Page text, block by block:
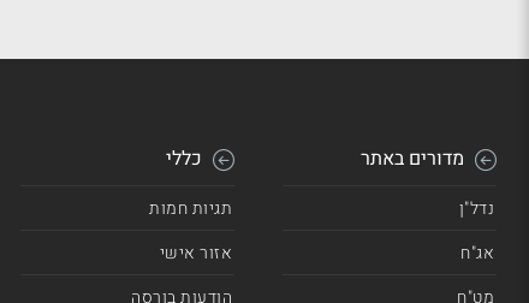
מדורים באתר
נדל"ן
אג"ח
מט"ח
כללי
תגיות חמות
אזור אישי
הודעות בורסה